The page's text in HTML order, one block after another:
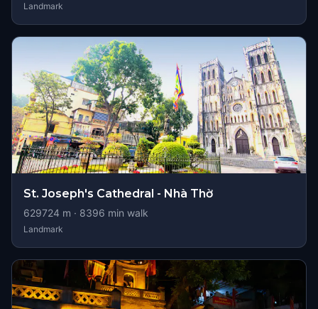
Landmark
St. Joseph's Cathedral - Nhà Thờ
629724 m · 8396 min walk
Landmark